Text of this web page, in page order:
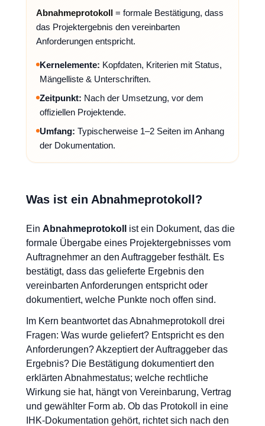
Abnahmeprotokoll = formale Bestätigung, dass
das Projektergebnis den vereinbarten
Anforderungen entspricht.
Kernelemente: Kopfdaten, Kriterien mit Status,
Mängelliste & Unterschriften.
Zeitpunkt: Nach der Umsetzung, vor dem
offiziellen Projektende.
Umfang: Typischerweise 1–2 Seiten im Anhang
der Dokumentation.
Was ist ein Abnahmeprotokoll?
Ein Abnahmeprotokoll
ist ein Dokument, das die
formale Übergabe eines Projektergebnisses vom
Auftragnehmer an den Auftraggeber festhält. Es
bestätigt, dass das gelieferte Ergebnis den
vereinbarten Anforderungen entspricht oder
dokumentiert, welche Punkte noch offen sind.
Im Kern beantwortet das Abnahmeprotokoll drei
Fragen: Was wurde geliefert? Entspricht es den
Anforderungen? Akzeptiert der Auftraggeber das
Ergebnis? Die Bestätigung dokumentiert den
erklärten Abnahmestatus; welche rechtliche
Wirkung sie hat, hängt von Vereinbarung, Vertrag
und gewählter Form ab. Ob das Protokoll in eine
IHK-Dokumentation gehört, richtet sich nach den